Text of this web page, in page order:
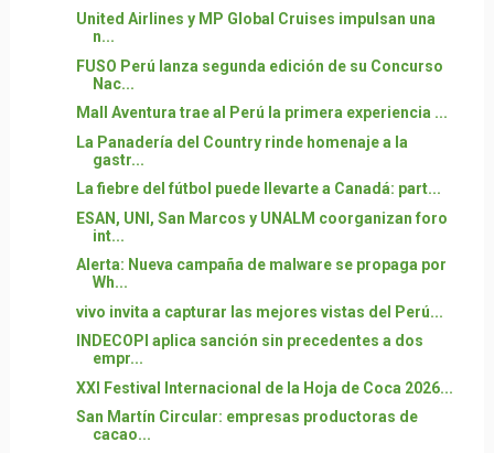
United Airlines y MP Global Cruises impulsan una
n...
FUSO Perú lanza segunda edición de su Concurso
Nac...
Mall Aventura trae al Perú la primera experiencia ...
La Panadería del Country rinde homenaje a la
gastr...
La fiebre del fútbol puede llevarte a Canadá: part...
ESAN, UNI, San Marcos y UNALM coorganizan foro
int...
Alerta: Nueva campaña de malware se propaga por
Wh...
vivo invita a capturar las mejores vistas del Perú...
INDECOPI aplica sanción sin precedentes a dos
empr...
XXI Festival Internacional de la Hoja de Coca 2026...
San Martín Circular: empresas productoras de
cacao...